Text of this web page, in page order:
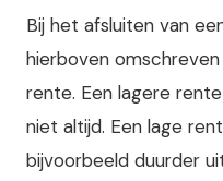
Bij het afsluiten van
hierboven
rente. Een lagere
niet altijd. Een lage
bijvoorbeeld duurder